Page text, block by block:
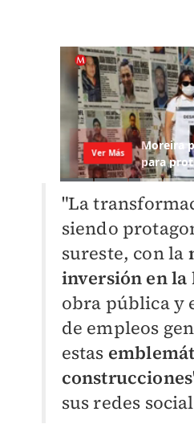
"La
siendo
sureste, con la
inversión en
obra pública y
de empleos
estas
construcciones
sus redes